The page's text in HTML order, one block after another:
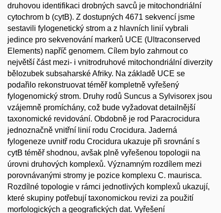
druhovou identifikaci drobných savců je mitochondriální
cytochrom b (cytB). Z dostupných 4671 sekvencí jsme
sestavili fylogenetický strom a z hlavních linií vybrali
jedince pro sekvenování markerů UCE (Ultraconserved
Elements) napříč genomem. Cílem bylo zahrnout co
největší část mezi- i vnitrodruhové mitochondriální diverzity
bělozubek subsaharské Afriky. Na základě UCE se
podařilo rekonstruovat téměř kompletně vyřešený
fylogenomický strom. Druhy rodů Suncus a Sylvisorex jsou
vzájemně promíchány, což bude vyžadovat detailnější
taxonomické revidování. Obdobně je rod Paracrocidura
jednoznačně vnitřní linií rodu Crocidura. Jaderná
fylogeneze uvnitř rodu Crocidura ukazuje při srovnání s
cytB téměř shodnou, avšak plně vyřešenou topologii na
úrovni druhových komplexů. Významným rozdílem mezi
porovnávanými stromy je pozice komplexu C. maurisca.
Rozdílné topologie v rámci jednotlivých komplexů ukazují,
které skupiny potřebují taxonomickou revizi za použití
morfologických a geografických dat. Vyřešení